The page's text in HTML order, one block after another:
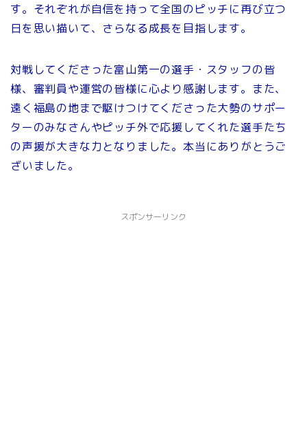
す。それぞれが自信を持って全国のピッチに再び立つ
日を思い描いて、さらなる成長を目指します。
対戦してくださった富山第一の選手・スタッフの皆
様、審判員や運営の皆様に心より感謝します。また、
遠く福島の地まで駆けつけてくださった大勢のサポー
ターのみなさんやピッチ外で応援してくれた選手たち
の声援が大きな力となりました。本当にありがとうご
ざいました。
スポンサーリンク